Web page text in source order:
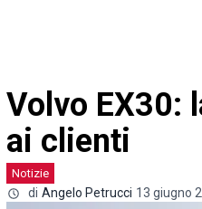
Volvo EX30:
ai clienti
Notizie
di Angelo Petrucci 13 giugno